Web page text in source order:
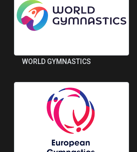
WORLD GYMNASTICS